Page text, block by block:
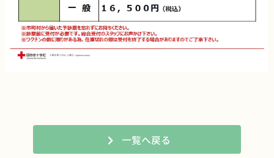
一覧へ戻る